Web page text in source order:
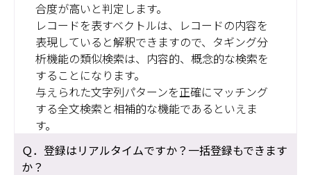
合度が高いと判定します。
レコードを表すベクトルは、レコードの内容を
表現していると解釈できますので、タギング分
析機能の類似検索は、内容的、概念的な検索を
することになります。
与えられた文字列パターンを正確にマッチング
する全文検索と相補的な機能であるといえま
す。
登録はリアルタイムですか？一括登録もできます
か？